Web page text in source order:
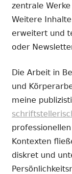
zentrale
Weitere
erweitert und
oder
Die Arbeit in
und
meine
Kontexten
diskret und